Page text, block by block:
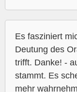
Es fasziniert
Deutung des
trifft. Danke! -
stammt. Es
mehr